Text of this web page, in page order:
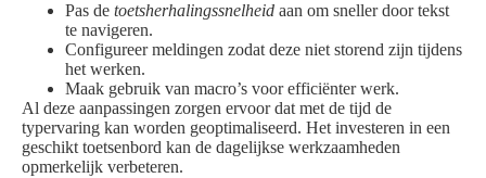
Pas de toetsherhalingssnelheid aan om sneller door tekst
te navigeren.
Configureer meldingen zodat deze niet storend zijn tijdens
het werken.
Maak gebruik van macro’s voor efficiënter werk.
Al deze aanpassingen zorgen ervoor dat met de tijd de
typervaring kan worden geoptimaliseerd. Het investeren in een
geschikt toetsenbord kan de dagelijkse werkzaamheden
opmerkelijk verbeteren.